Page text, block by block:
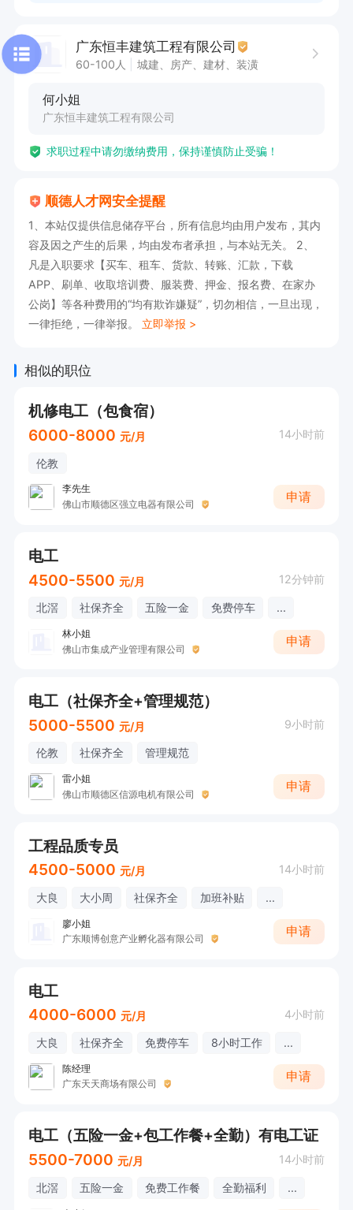
广东恒丰建筑工程有限公司
60-100人 城建、房产、建材、装潢
何小姐
广东恒丰建筑工程有限公司
求职过程中请勿缴纳费用，保持谨慎防止受骗！
顺德人才网安全提醒
1、本站仅提供信息储存平台，所有信息均由用户发布，其内
容及因之产生的后果，均由发布者承担，与本站无关。 2、
凡是入职要求【买车、租车、货款、转账、汇款，下载
APP、刷单、收取培训费、服装费、押金、报名费、在家办
公岗】等各种费用的“均有欺诈嫌疑”，切勿相信，一旦出现，
一律拒绝，一律举报。 立即举报 >
相似的职位
机修电工（包食宿）
6000-8000 元/月 14小时前
伦教
李先生
佛山市顺德区强立电器有限公司
申请
电工
4500-5500 元/月 12分钟前
北滘 社保齐全 五险一金 免费停车 ...
林小姐
佛山市集成产业管理有限公司
申请
电工（社保齐全+管理规范）
5000-5500 元/月 9小时前
伦教 社保齐全 管理规范
雷小姐
佛山市顺德区信源电机有限公司
申请
工程品质专员
4500-5000 元/月 14小时前
大良 大小周 社保齐全 加班补贴 ...
廖小姐
广东顺博创意产业孵化器有限公司
申请
电工
4000-6000 元/月 4小时前
大良 社保齐全 免费停车 8小时工作 ...
陈经理
广东天天商场有限公司
申请
电工（五险一金+包工作餐+全勤）有电工证
5500-7000 元/月 14小时前
北滘 五险一金 免费工作餐 全勤福利 ...